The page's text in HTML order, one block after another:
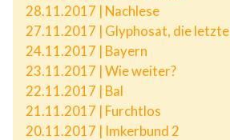
28.11.2017 | Nachlese
27.11.2017 | Glyphosat, die letzte
24.11.2017 | Bayern
23.11.2017 | Wie weiter?
22.11.2017 | Bal
21.11.2017 | Furchtlos
20.11.2017 | Imkerbund 2